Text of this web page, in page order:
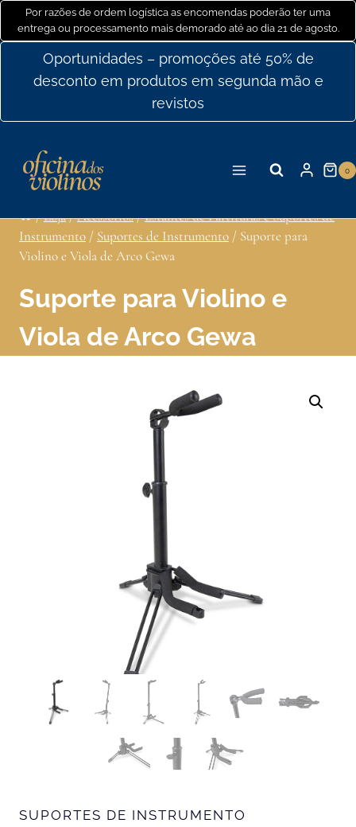
para
conteúdo
Por razões de ordem logística as encomendas poderão ter uma
entrega ou processamento mais demorado até ao dia 21 de agosto.
Oportunidades – promoções até 50% de
desconto em produtos em segunda mão e
revistos
0
/Loja/Acessórios/Estantes de Partituras e Suportes de
Instrumento / Suportes de Instrumento / Suporte para
Violino e Viola de Arco Gewa
Suporte para Violino e
Viola de Arco Gewa
SUPORTES DE INSTRUMENTO